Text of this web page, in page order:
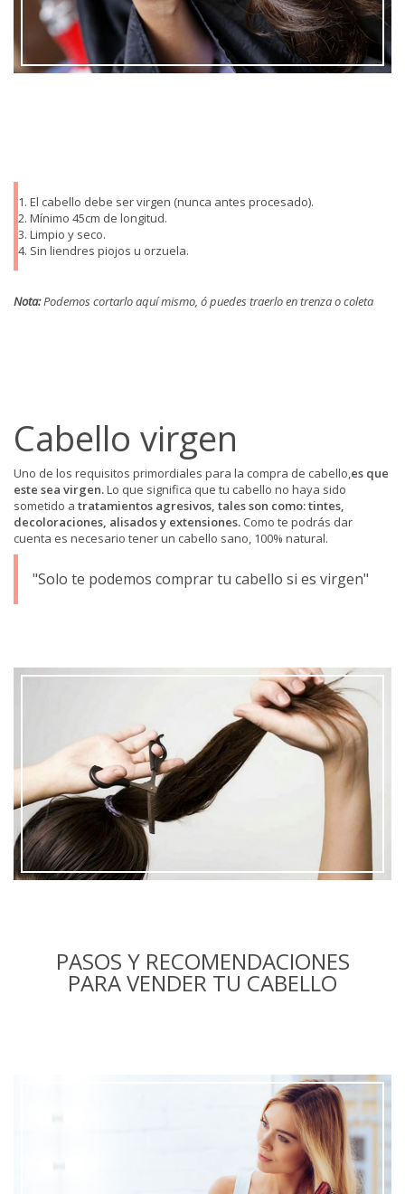
El cabello debe ser virgen (nunca antes procesado).
Mínimo 45cm de longitud.
Limpio y seco.
Sin liendres piojos u orzuela.
Nota:Podemos cortarlo aquí mismo, ó puedes traerlo en trenza o coleta
Cabello virgen
Uno de los requisitos primordiales para la compra de cabello,es que
este sea virgen.Lo que significa que tu cabello no haya sido
sometido a tratamientos agresivos, tales son como: tintes,
decoloraciones, alisados y extensiones. Como te podrás dar
cuenta es necesario tener un cabello sano, 100% natural.
Solo te podemos comprar tu cabello si es virgen
PASOS Y RECOMENDACIONES
PARA VENDER TU CABELLO